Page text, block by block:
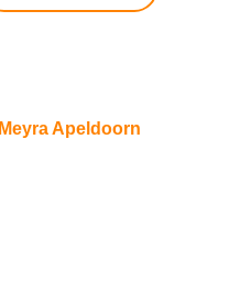
Meyra Apeldoorn